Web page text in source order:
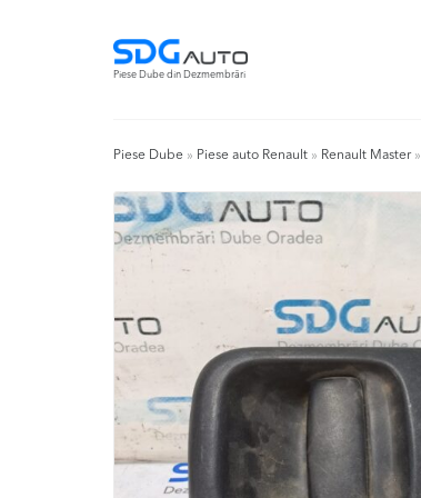
Piese Dube din Dezmembrări
Piese Dube » Piese auto Renault » Renault Master»